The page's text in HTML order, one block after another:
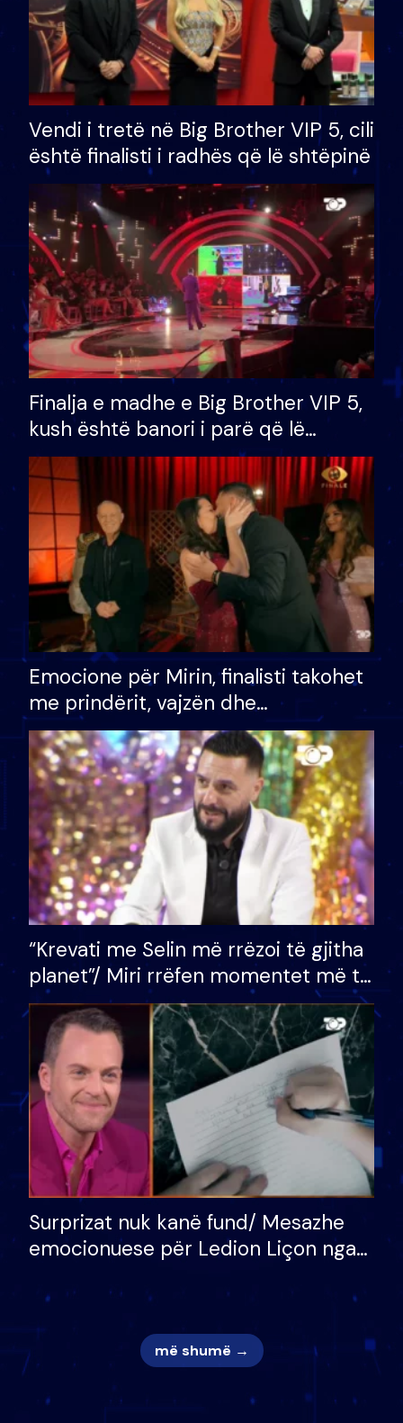
Vendi i tretë në Big Brother VIP 5, cili
është finalisti i radhës që lë shtëpinë
Finalja e madhe e Big Brother VIP 5,
kush është banori i parë që lë
shtëpinë dhe humb mundësinë për
të fituar çmimin e madh
Emocione për Mirin, finalisti takohet
me prindërit, vajzën dhe
bashkëshorten: S’kemi ndonjë letër
divorci apo jo?
“Krevati me Selin më rrëzoi të gjitha
planet”/ Miri rrëfen momentet më të
bukura në shtëpinë e BB VIP: Do më
mungojë zilja e mëngjesit kur…
Surprizat nuk kanë fund/ Mesazhe
emocionuese për Ledion Liçon nga
nuk i mban dot lotët: Nuk meritoj…
më shumë →